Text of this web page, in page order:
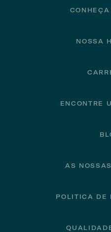
Footer
NOSSA
ENCONTRE
AS
POLITICA DE